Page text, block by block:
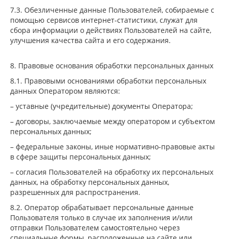
7.3. Обезличенные данные Пользователей, собираемые с
помощью сервисов интернет-статистики, служат для
сбора информации о действиях Пользователей на сайте,
улучшения качества сайта и его содержания.
8. Правовые основания обработки персональных данных
8.1. Правовыми основаниями обработки персональных
данных Оператором являются:
– уставные (учредительные) документы Оператора;
– договоры, заключаемые между оператором и субъектом
персональных данных;
– федеральные законы, иные нормативно-правовые акты
в сфере защиты персональных данных;
– согласия Пользователей на обработку их персональных
данных, на обработку персональных данных,
разрешенных для распространения.
8.2. Оператор обрабатывает персональные данные
Пользователя только в случае их заполнения и/или
отправки Пользователем самостоятельно через